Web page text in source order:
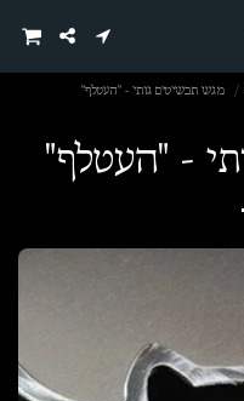
מגש תכשיטים גותי - "העטלף"
- "העטלף"